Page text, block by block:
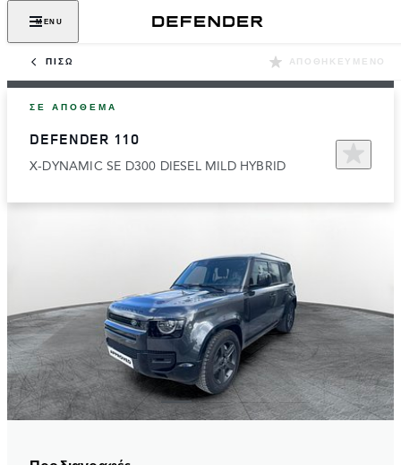
MENU
ΠΊΣΩ ΑΠΟΘΗΚΕΥΜΈΝΟ
ΣΕ ΑΠΌΘΕΜΑ
DEFENDER 110
X-DYNAMIC SE D300 DIESEL MILD HYBRID